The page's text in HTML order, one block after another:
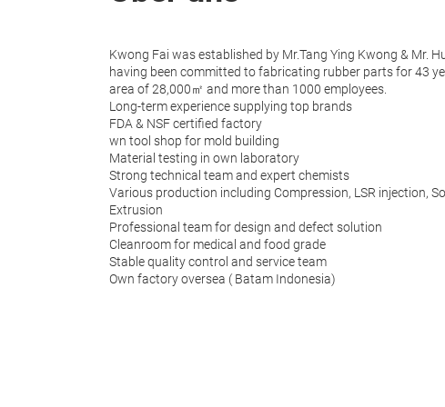
Kwong Fai was established by Mr.Tang Ying Kwong & Mr.
having been committed to fabricating rubber parts for 43
area of 28,000㎡ and more than 1000 employees.
Long-term experience supplying top brands
FDA & NSF certified factory
wn tool shop for mold building
Material testing in own laboratory
Strong technical team and expert chemists
Various production including Compression, LSR injection,
Extrusion
Professional team for design and defect solution
Cleanroom for medical and food grade
Stable quality control and service team
Own factory oversea ( Batam Indonesia)